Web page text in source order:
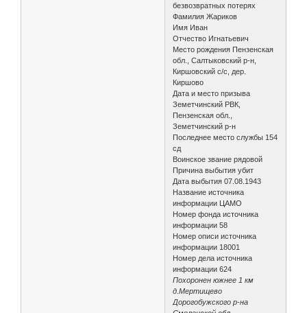
безвозвратных потерях
Фамилия Жариков
Имя Иван
Отчество Игнатьевич
Место рождения Пензенская
обл., Салтыковский р-н,
Киршовский с/с, дер.
Киршово
Дата и место призыва
Земетчинский РВК,
Пензенская обл.,
Земетчинский р-н
Последнее место службы 154
сд
Воинское звание рядовой
Причина выбытия убит
Дата выбытия 07.08.1943
Название источника
информации ЦАМО
Номер фонда источника
информации 58
Номер описи источника
информации 18001
Номер дела источника
информации 624
Похоронен южнее 1 км
д.Мертищево
Дорогобужского р-на